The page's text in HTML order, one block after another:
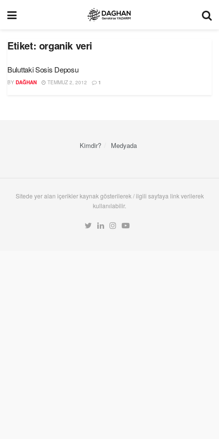
Etiket: organik veri
Buluttaki Sosis Deposu
BY DAĞHAN TEMMUZ 2, 2012 1
Kimdir? Medyada
Sitede yer alan içerikler kaynak gösterilerek / ilgili sayfaya link verilerek
kullanılabilir.